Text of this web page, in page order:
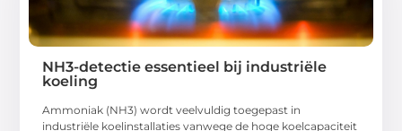
NH3-detectie essentieel bij industriële
koeling
Ammoniak (NH3) wordt veelvuldig toegepast in
industriële koelinstallaties vanwege de hoge koelcapaciteit